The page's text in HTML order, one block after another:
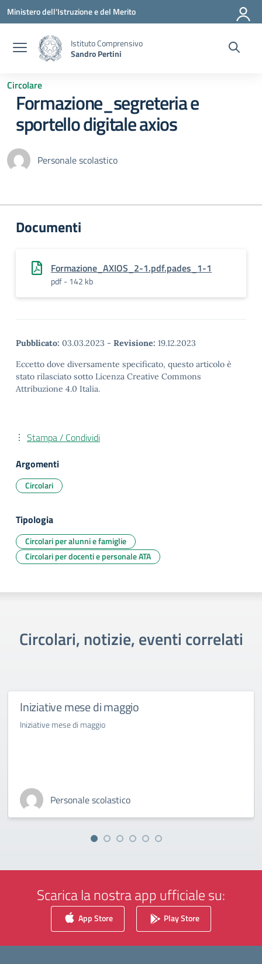
Vai ai contenuti
Vai al menu di navigazione
Vai al footer
Ministero dell'Istruzione e del Merito
Istituto Comprensivo
Sandro Pertini
Circolare
Formazione_segreteria e
sportello digitale axios
Personale scolastico
Documenti
Formazione_AXIOS_2-1.pdf.pades_1-1
pdf - 142 kb
Pubblicato: 03.03.2023 - Revisione: 19.12.2023
Eccetto dove diversamente specificato, questo articolo è
stato rilasciato sotto Licenza Creative Commons
Attribuzione 4.0 Italia.
Stampa / Condividi
Argomenti
Circolari
Tipologia
Circolari per alunni e famiglie
Circolari per docenti e personale ATA
Circolari, notizie, eventi correlati
Iniziative mese di maggio
Iniziative mese di maggio
Personale scolastico
Scarica la nostra app ufficiale su:
App Store Play Store